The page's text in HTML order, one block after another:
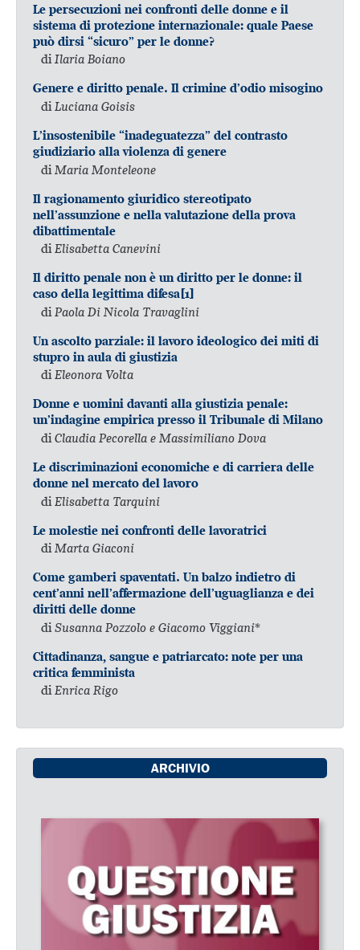
Le persecuzioni nei confronti delle donne e il
sistema di protezione internazionale: quale Paese
può dirsi “sicuro” per le donne?
diIlaria Boiano
Genere e diritto penale. Il crimine d’odio misogino
diLuciana Goisis
L’insostenibile “inadeguatezza” del contrasto
giudiziario alla violenza di genere
di Maria Monteleone
Il ragionamento giuridico stereotipato
nell’assunzione e nella valutazione della prova
dibattimentale
diElisabetta Canevini
Il diritto penale non è un diritto per le donne: il
caso della legittima difesa[1]
di Paola Di Nicola Travaglini
Un ascolto parziale: il lavoro ideologico dei miti di
stupro in aula di giustizia
diEleonora Volta
Donne e uomini davanti alla giustizia penale:
un’indagine empirica presso il Tribunale di Milano
di Claudia Pecorella e Massimiliano Dova
Le discriminazioni economiche e di carriera delle
donne nel mercato del lavoro
di Elisabetta Tarquini
Le molestie nei confronti delle lavoratrici
diMarta Giaconi
Come gamberi spaventati. Un balzo indietro di
cent’anni nell’affermazione dell’uguaglianza e dei
diritti delle donne
di Susanna Pozzolo e Giacomo Viggiani*
Cittadinanza, sangue e patriarcato: note per una
critica femminista
diEnrica Rigo
ARCHIVIO